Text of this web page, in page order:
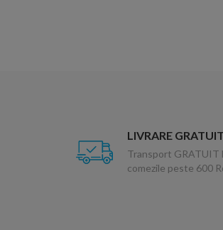
LIVRARE
Transport GRATUIT
comezile peste 600